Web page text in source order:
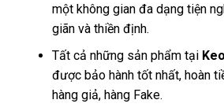
một không gian đa dạng tiện
giãn và thiền định.
Tất cả những sản phẩm tại
được bảo hành tốt nhất, hoàn
hàng giả, hàng Fake.